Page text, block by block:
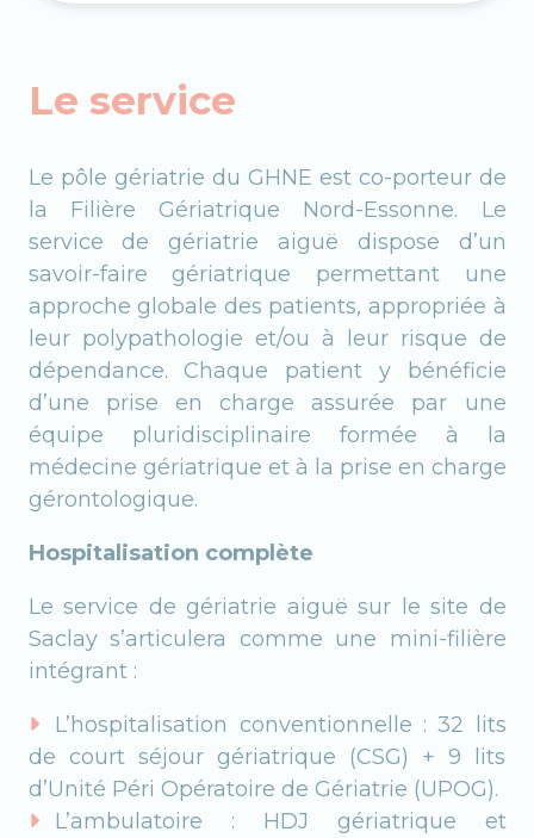
Le service
Le pôle gériatrie du GHNE est co-porteur de
la Filière Gériatrique Nord-Essonne. Le
service de gériatrie aiguë dispose d’un
savoir-faire gériatrique permettant une
approche globale des patients, appropriée à
leur polypathologie et/ou à leur risque de
dépendance. Chaque patient y bénéficie
d’une prise en charge assurée par une
équipe pluridisciplinaire formée à la
médecine gériatrique et à la prise en charge
gérontologique.
Hospitalisation complète
Le service de gériatrie aiguë sur le site de
Saclay s’articulera comme une mini-filière
intégrant :
L’hospitalisation conventionnelle : 32 lits
de court séjour gériatrique (CSG) + 9 lits
d’Unité Péri Opératoire de Gériatrie (UPOG).
L’ambulatoire : HDJ gériatrique et